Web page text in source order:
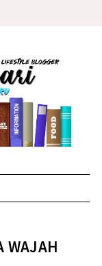
WAJAH